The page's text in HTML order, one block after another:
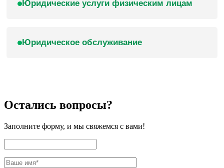
Юридические услуги физическим лицам
Юридическое обслуживание
Остались вопросы?
Заполните форму, и мы свяжемся с вами!